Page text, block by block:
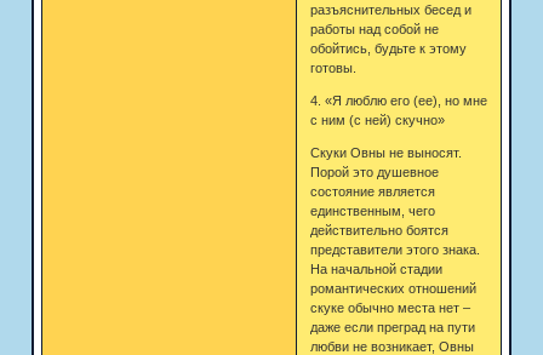
разъяснительных бесед и
работы над собой не
обойтись, будьте к этому
готовы.
4. «Я люблю его (ее), но мне
с ним (с ней) скучно»
Скуки Овны не выносят.
Порой это душевное
состояние является
единственным, чего
действительно боятся
представители этого знака.
На начальной стадии
романтических отношений
скуке обычно места нет –
даже если преград на пути
любви не возникает, Овны